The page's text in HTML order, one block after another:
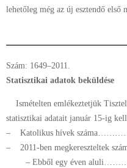
lehetőleg még az új esztendő első
Szám: 1649–2011.
Statisztikai adatok beküldése
Ismételten emlékeztetjük
statisztikai adatait január 15-ig
– Katolikus hívek
– 2011-ben megkereszteltek
– Ebből egy éven